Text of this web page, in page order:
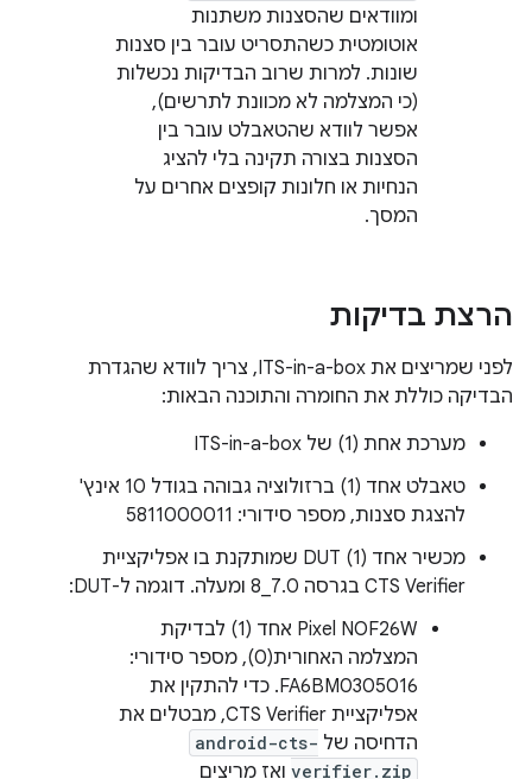
ומוודאים שהסצנות משתנות
אוטומטית כשהתסריט עובר בין סצנות
שונות. למרות שרוב הבדיקות נכשלות
(כי המצלמה לא מכוונת לתרשים),
אפשר לוודא שהטאבלט עובר בין
הסצנות בצורה תקינה בלי להציג
הנחיות או חלונות קופצים אחרים על
המסך.
הרצת בדיקות
לפני שמריצים את ITS-in-a-box, צריך לוודא שהגדרת
הבדיקה כוללת את החומרה והתוכנה הבאות:
מערכת אחת (1) של ITS-in-a-box
טאבלט אחד (1) ברזולוציה גבוהה בגודל 10 אינץ'
להצגת סצנות, מספר סידורי: 5811000011
מכשיר אחד (1) DUT שמותקנת בו אפליקציית
CTS Verifier בגרסה 7.0_8 ומעלה. דוגמה ל-DUT:
‫Pixel NOF26W אחד (1) לבדיקת
המצלמה האחורית(0), מספר סידורי:
FA6BM0305016. כדי להתקין את
אפליקציית CTS Verifier, מבטלים את
הדחיסה של android-cts-
verifier.zip ואז מריצים